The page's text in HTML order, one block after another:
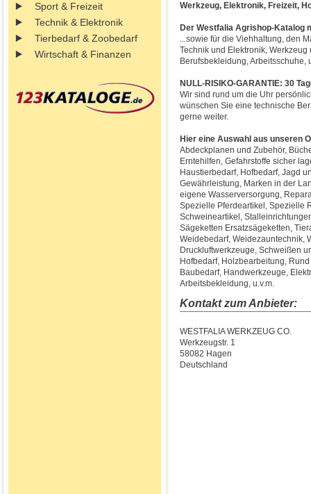
Sport & Freizeit
Technik & Elektronik
Tierbedarf & Zoobedarf
Wirtschaft & Finanzen
Werkzeug, Elektronik, Freizeit,
Der Westfalia Agrishop-Katalog
...sowie für die Viehhaltung, den
Technik und Elektronik,
Berufsbekleidung, Arbeitsschuhe,
NULL-RISIKO-GARANTIE: 30
Wir sind rund um die Uhr
wünschen Sie eine technische
gerne weiter.
Hier eine Auswahl aus unseren
Abdeckplanen und Zubehör,
Erntehilfen, Gefahrstoffe sicher
Haustierbedarf, Hofbedarf, Jagd
Gewährleistung, Marken in der
eigene Wasserversorgung,
Spezielle Pferdeartikel, Spezielle
Schweineartikel,
Sägeketten Ersatzsägeketten,
Weidebedarf, Weidezauntechnik,
Druckluftwerkzeuge, Schweißen
Hofbedarf, Holzbearbeitung,
Baubedarf, Handwerkzeuge,
Arbeitsbekleidung, u.v.m.
Kontakt zum Anbieter:
WESTFALIA WERKZEUG CO.
Werkzeugstr. 1
58082 Hagen
Deutschland